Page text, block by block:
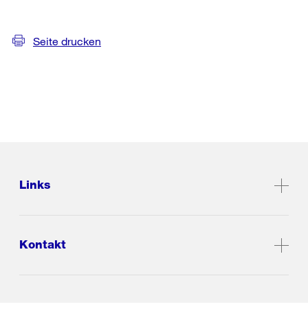
Seite drucken
Links
Kontakt